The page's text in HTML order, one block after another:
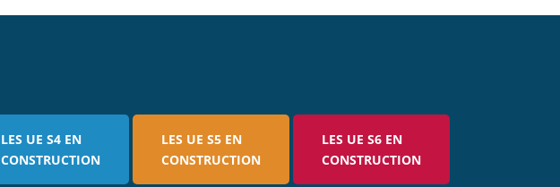
LES UE S4 EN
CONSTRUCTION
LES UE S5 EN
CONSTRUCTION
LES UE S6 EN
CONSTRUCTION